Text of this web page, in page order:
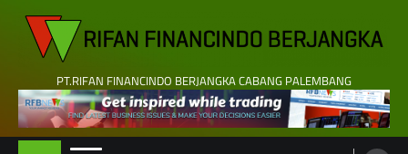
content
PT.RIFAN FINANCINDO BERJANGKA CABANG PALEMBANG